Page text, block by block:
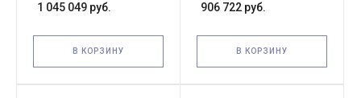
опоры (с платформой)
1 045 049 руб.
В КОРЗИНУ
платформой)
906 722 руб.
В КОРЗИНУ